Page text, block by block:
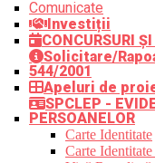
Comunicate
Investiții
CONCURSURI
Solicitare/
544/2001
Apeluri de
SPCLEP -
PERSOANELOR
Carte Identitate
Carte